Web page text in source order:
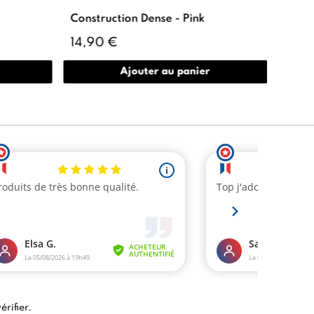
Construction Dense - Pink
14,90 €
Ajouter au panier
.